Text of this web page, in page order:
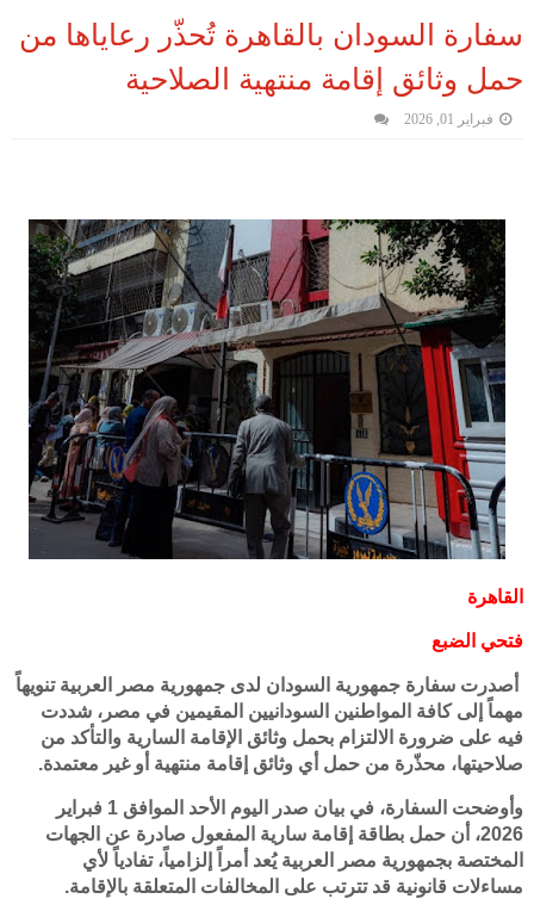
سفارة السودان بالقاهرة تُحذّر رعاياها من
حمل وثائق إقامة منتهية الصلاحية
فبراير 01, 2026
القاهرة
فتحي الضبع
أصدرت سفارة جمهورية السودان لدى جمهورية مصر العربية تنويهاً
مهماً إلى كافة المواطنين السودانيين المقيمين في مصر، شددت
فيه على ضرورة الالتزام بحمل وثائق الإقامة السارية والتأكد من
صلاحيتها، محذّرة من حمل أي وثائق إقامة منتهية أو غير معتمدة.
وأوضحت السفارة، في بيان صدر اليوم الأحد الموافق 1 فبراير
2026، أن حمل بطاقة إقامة سارية المفعول صادرة عن الجهات
المختصة بجمهورية مصر العربية يُعد أمراً إلزامياً، تفادياً لأي
مساءلات قانونية قد تترتب على المخالفات المتعلقة بالإقامة.